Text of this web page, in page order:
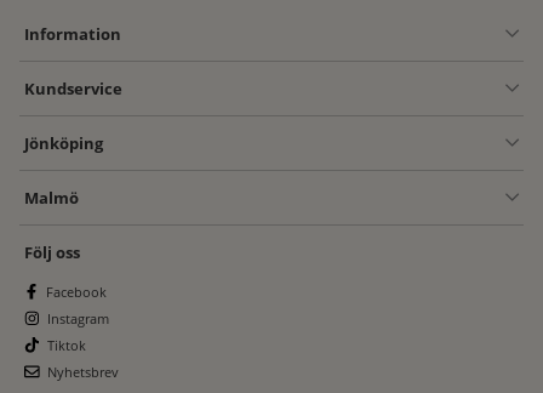
Information
Kundservice
Jönköping
Malmö
Följ oss
Facebook
Instagram
Tiktok
Nyhetsbrev